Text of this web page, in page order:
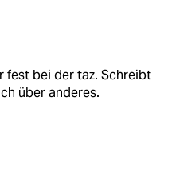
fest bei der taz. Schreibt
über anderes.